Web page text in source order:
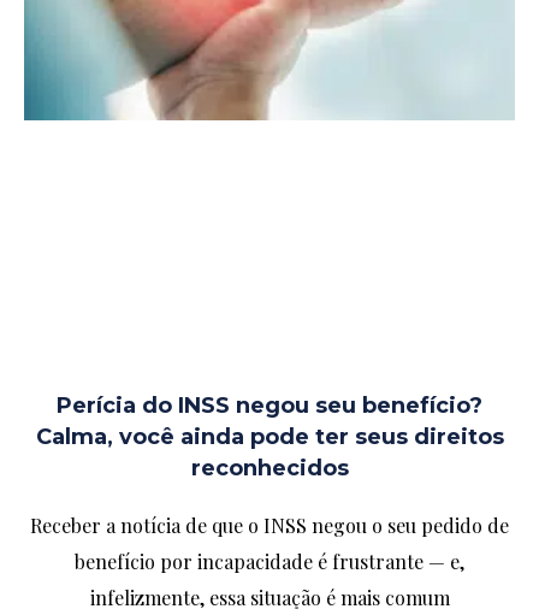
Perícia do INSS negou seu benefício?
Calma, você ainda pode ter seus direitos
reconhecidos
Receber a notícia de que o INSS negou o seu pedido de
benefício por incapacidade é frustrante — e,
infelizmente, essa situação é mais comum